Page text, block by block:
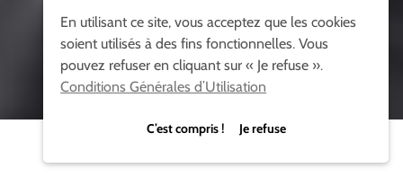
En utilisant ce site, vous acceptez que les cookies
soient utilisés à des fins fonctionnelles. Vous
pouvez refuser en cliquant sur « Je refuse ».
Conditions Générales d’Utilisation
C’est compris ! Je refuse